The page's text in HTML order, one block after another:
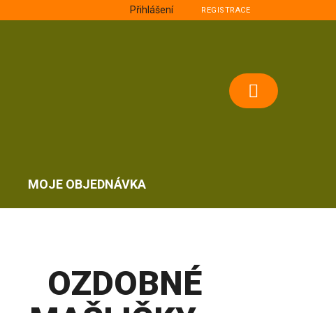
Přihlášení REGISTRACE
NÁKUPNÍ
MOJE OBJEDNÁVKA
OZDOBNÉ